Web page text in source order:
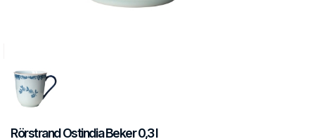
RörstrandOstindiaBeker 0,3 l